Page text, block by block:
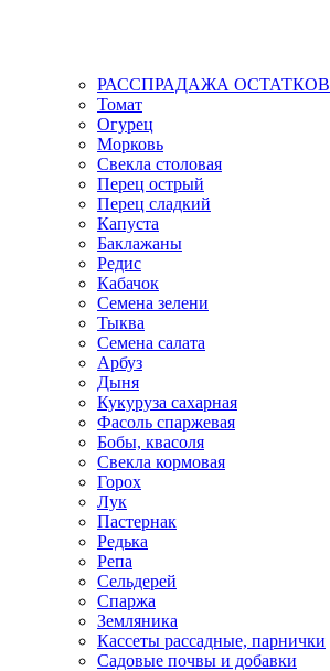
РАССПРАДАЖА ОСТАТКОВ
Томат
Огурец
Морковь
Свекла столовая
Перец острый
Перец сладкий
Капуста
Баклажаны
Редис
Кабачок
Семена зелени
Тыква
Семена салата
Арбуз
Дыня
Кукуруза сахарная
Фасоль спаржевая
Бобы, квасоля
Свекла кормовая
Горох
Лук
Пастернак
Редька
Репа
Сельдерей
Спаржа
Земляника
Кассеты рассадные, парнички
Садовые почвы и добавки